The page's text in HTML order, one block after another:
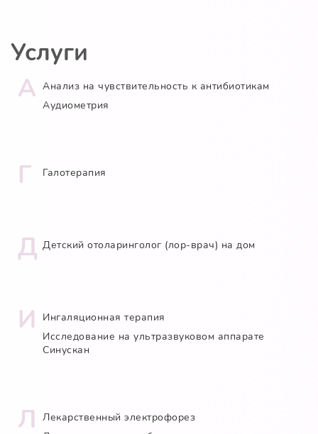
Услуги
А Анализ на чувствительность к антибиотикам
Аудиометрия
Г Галотерапия
Д Детский отоларинголог (лор-врач) на дом
И
Ингаляционная терапия
Исследование на ультразвуковом аппарате
Cинускан
Л
Лекарственный электрофорез